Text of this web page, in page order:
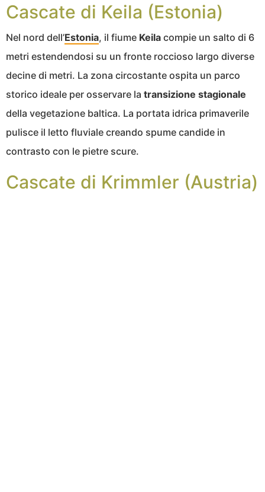
Cascate di Keila (Estonia)
Nel nord dell’Estonia, il fiume Keila compie un salto di 6
metri estendendosi su un fronte roccioso largo diverse
decine di metri. La zona circostante ospita un parco
storico ideale per osservare la transizione stagionale
della vegetazione baltica. La portata idrica primaverile
pulisce il letto fluviale creando spume candide in
contrasto con le pietre scure.
Cascate di Krimmler (Austria)